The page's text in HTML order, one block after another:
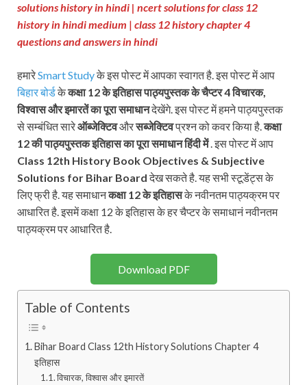
solutions history in hindi | ncert solutions for class 12
history in hindi medium | class 12 history chapter 4
questions and answers in hindi
हमारेSmart Studyके इस पोस्ट में आपका स्वागत है. इस पोस्ट में आप
बिहार बोर्डकेकक्षा 12 के इतिहास पाठ्यपुस्तकके चैप्टर 4विचारक,
विश्वास और इमारतेंका पूरा समाधानदेखेंगे. इस पोस्ट में हमने पाठ्यपुस्तक
से सम्बंधित सारेऑब्जेक्टिवऔरसब्जेक्टिवप्रश्न को कवर किया है.कक्षा
12 की पाठ्यपुस्तकइतिहास का पूरा समाधान हिंदी में. इस पोस्ट में आप
Class 12th History Book Objectives & Subjective
Solutions for Bihar Boardदेख सकते है. यह सभी स्टूडेंट्स के
लिए फ्री है. यह समाधानकक्षा 12 के इतिहासके नवीनतम पाठ्यक्रम पर
आधारित है. इसमें कक्षा 12 के इतिहास के हर चैप्टर के समाधानं नवीनतम
पाठ्यक्रम पर आधारित है.
Download PDF
Table of Contents
Bihar Board Class 12th History Solutions Chapter 4
इतिहास
विचारक, विश्वास और इमारतें